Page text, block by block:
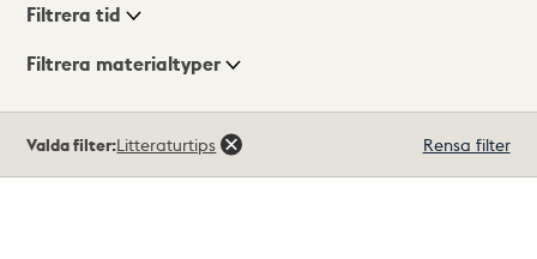
Visningsläge
Filtrera tid
Filtrera materialtyper
träffar
Valda filter:Litteraturtips Rensa filter